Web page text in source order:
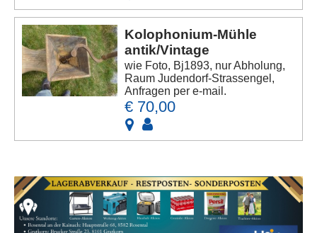
Kolophonium-Mühle
antik/Vintage
wie Foto, Bj1893, nur Abholung,
Raum Judendorf-Strassengel,
Anfragen per e-mail.
€ 70,00